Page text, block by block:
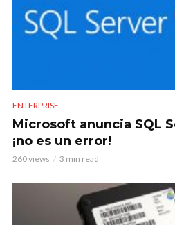
ENTERPRISE
Microsoft anuncia SQL
¡no es un error!
260 views 3 min read